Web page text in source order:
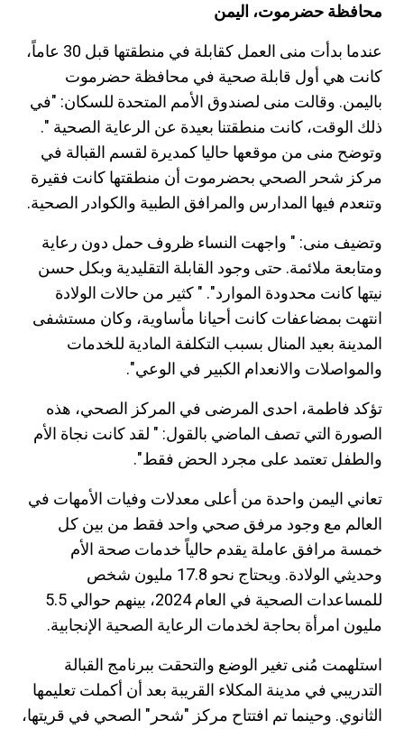
محافظة حضرموت، اليمن
عندما بدأت منى العمل كقابلة في منطقتها قبل 30 عاماً،
كانت هي أول قابلة صحية في محافظة حضرموت
باليمن. وقالت منى لصندوق الأمم المتحدة للسكان: "في
ذلك الوقت، كانت منطقتنا بعيدة عن الرعاية الصحية ".
وتوضح منى من موقعها حاليا كمديرة لقسم القبالة في
مركز شحر الصحي بحضرموت أن منطقتها كانت فقيرة
وتنعدم فيها المدارس والمرافق الطبية والكوادر الصحية.
وتضيف منى: " واجهت النساء ظروف حمل دون رعاية
ومتابعة ملائمة. حتى وجود القابلة التقليدية وبكل حسن
نيتها كانت محدودة الموارد". " كثير من حالات الولادة
انتهت بمضاعفات كانت أحيانا مأساوية، وكان مستشفى
المدينة بعيد المنال بسبب التكلفة المادية للخدمات
والمواصلات والانعدام الكبير في الوعي".
تؤكد فاطمة، احدى المرضى في المركز الصحي، هذه
الصورة التي تصف الماضي بالقول: " لقد كانت نجاة الأم
والطفل تعتمد على مجرد الحض فقط".
تعاني اليمن واحدة من أعلى معدلات وفيات الأمهات في
العالم مع وجود مرفق صحي واحد فقط من بين كل
خمسة مرافق عاملة يقدم حالياً خدمات صحة الأم
وحديثي الولادة. ويحتاج نحو 17.8 مليون شخص
للمساعدات الصحية في العام 2024، بينهم حوالي 5.5
مليون امرأة بحاجة لخدمات الرعاية الصحية الإنجابية.
استلهمت مُنى تغير الوضع والتحقت ببرنامج القبالة
التدريبي في مدينة المكلاء القريبة بعد أن أكملت تعليمها
الثانوي. وحينما تم افتتاح مركز "شحر" الصحي في قريتها،